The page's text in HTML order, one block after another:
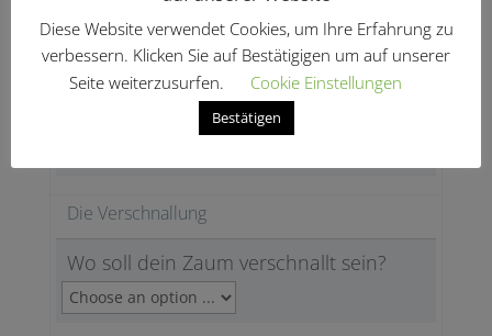
Die Beschläge
Wähle deine Beschläge
Die Verschnallung
Wo soll dein Zaum verschnallt sein?
Diese Website verwendet Cookies, um Ihre Erfahrung zu
verbessern. Klicken Sie auf Bestätigigen um auf unserer
Seite weiterzusurfen.
Cookie Einstellungen
Bestätigen